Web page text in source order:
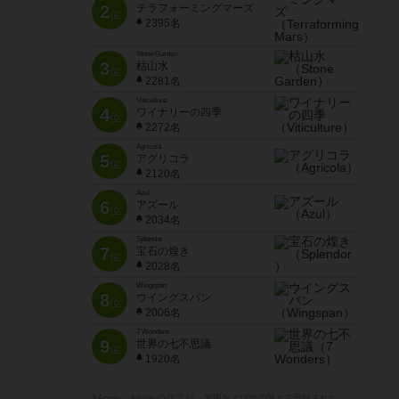
2位
テラフォーミングマーズ
2395名
3位
Stone Garden
枯山水
2281名
4位
Viticulture
ワイナリーの四季
2272名
5位
Agricola
アグリコラ
2120名
6位
Azul
アズール
2034名
7位
Splendor
宝石の煌き
2028名
8位
Wingspan
ウイングスパン
2006名
9位
7 Wonders
世界の七不思議
1920名